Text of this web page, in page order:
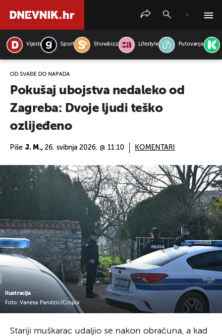
Vijesti Sport Showbizz Lifestyle Putovanja
OD SVAĐE DO NAPADA
Pokušaj ubojstva nedaleko od
Zagreba: Dvoje ljudi teško
ozlijeđeno
Piše J. M., 26. svibnja 2026. @ 11:10 KOMENTARI
Ilustracija
Foto: Vanesa Pandzic/Cropix
Stariji muškarac udaljio se nakon obračuna, a kad
PRETRAŽITE VIJESTI